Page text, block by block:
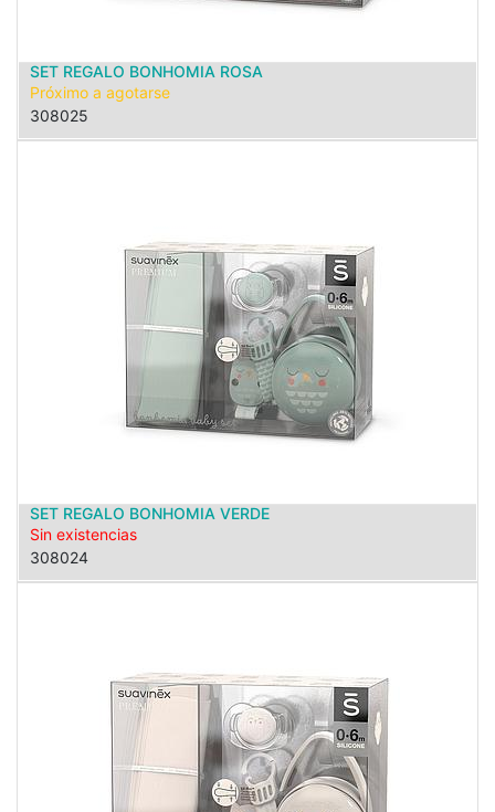
SET REGALO BONHOMIA ROSA
Próximo a agotarse
308025
SET REGALO BONHOMIA VERDE
Sin existencias
308024